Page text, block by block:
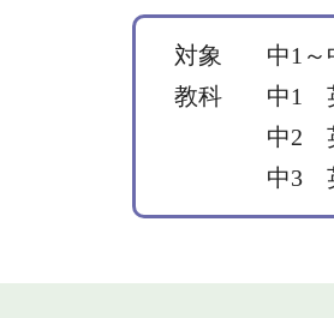
対象
中1～
教科
中1
中2
中3